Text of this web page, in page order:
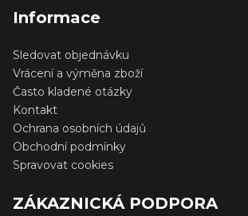
Informace
Sledovat objednávku
Vrácení a výměna zboží
Často kladené otázky
Kontakt
Ochrana osobních údajů
Obchodní podmínky
Spravovat cookies
ZÁKAZNICKÁ PODPORA